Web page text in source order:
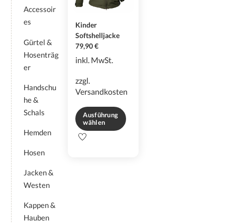
der
gewählt
werden
Kinder
Softshelljacke
79,90€
inkl. MwSt.
zzgl.
Versandkosten
Ausführung
wählen
Dieses
Accessoir
es
Gürtel &
Hosenträg
er
Handschu
he &
Schals
Hemden
Hosen
Jacken &
Westen
Kappen &
Hauben